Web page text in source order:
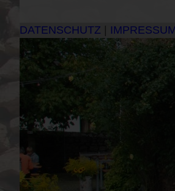
DATENSCHUTZ IMPRESSUM